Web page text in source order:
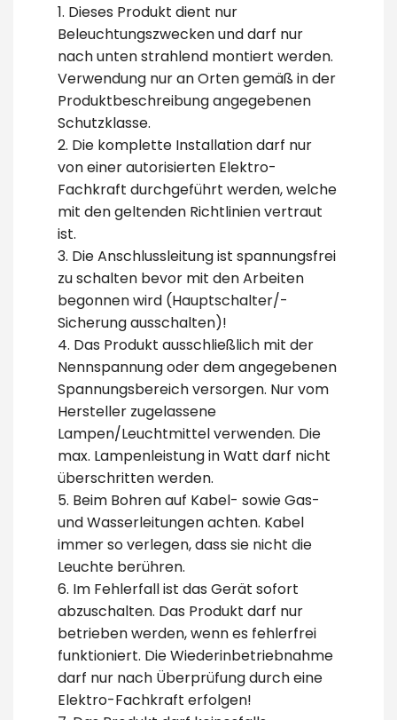
1. Dieses Produkt dient nur
Beleuchtungszwecken und darf nur
nach unten strahlend montiert werden.
Verwendung nur an Orten gemäß in der
Produktbeschreibung angegebenen
Schutzklasse.
2. Die komplette Installation darf nur
von einer autorisierten Elektro-
Fachkraft durchgeführt werden, welche
mit den geltenden Richtlinien vertraut
ist.
3. Die Anschlussleitung ist spannungsfrei
zu schalten bevor mit den Arbeiten
begonnen wird (Hauptschalter/-
Sicherung ausschalten)!
4. Das Produkt ausschließlich mit der
Nennspannung oder dem angegebenen
Spannungsbereich versorgen. Nur vom
Hersteller zugelassene
Lampen/Leuchtmittel verwenden. Die
max. Lampenleistung in Watt darf nicht
überschritten werden.
5. Beim Bohren auf Kabel- sowie Gas-
und Wasserleitungen achten. Kabel
immer so verlegen, dass sie nicht die
Leuchte berühren.
6. Im Fehlerfall ist das Gerät sofort
abzuschalten. Das Produkt darf nur
betrieben werden, wenn es fehlerfrei
funktioniert. Die Wiederinbetriebnahme
darf nur nach Überprüfung durch eine
Elektro-Fachkraft erfolgen!